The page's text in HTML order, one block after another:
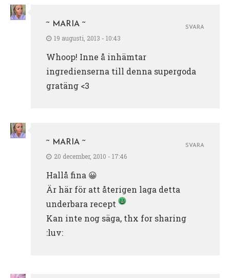
~ MARIA ~
19 augusti, 2013 - 10:43
Whoop! Inne å inhämtar
ingredienserna till denna supergoda
gratäng <3
SVARA
~ MARIA ~
20 december, 2010 - 17:46
Hallå fina 😀
Är här för att återigen laga detta
underbara recept
Kan inte nog säga, thx for sharing
:luv:
SVARA